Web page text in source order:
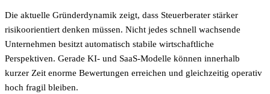
Die aktuelle Gründerdynamik zeigt, dass Steuerberater stärker
risikoorientiert denken müssen. Nicht jedes schnell wachsende
Unternehmen besitzt automatisch stabile wirtschaftliche
Perspektiven. Gerade KI- und SaaS-Modelle können innerhalb
kurzer Zeit enorme Bewertungen erreichen und gleichzeitig operativ
hoch fragil bleiben.